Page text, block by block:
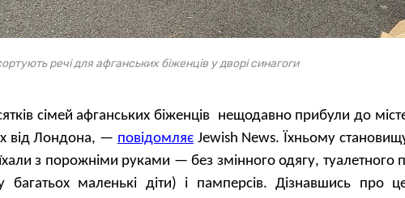
речі для афганських біженців у дворі синагоги
сімей афганських біженців нещодавно прибули до
від Лондона, — повідомляєJewish News. Їхньому
з порожніми руками — без змінного одягу, туалетного
багатьох маленькі діти) і памперсів. Дізнавшись про